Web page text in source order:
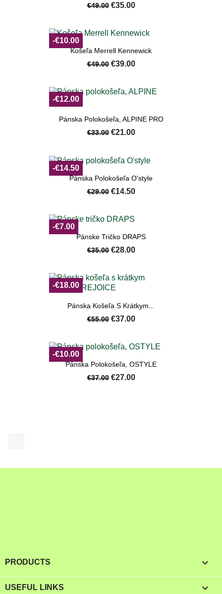
€49.00 €35.00
Košeľa Merrell Kennewick
€49.00 €39.00
-€10.00
Pánska Polokošeľa, ALPINE PRO
€33.00 €21.00
-€12.00
Pánska Polokošeľa O'style
€29.00 €14.50
-€14.50
Pánske Tričko DRAPS
€35.00 €28.00
-€7.00
Pánska Košeľa S Krátkym...
€55.00 €37.00
-€18.00
Pánska Polokošeľa, OSTYLE
€37.00 €27.00
-€10.00
PRODUCTS 
USEFUL LINKS 